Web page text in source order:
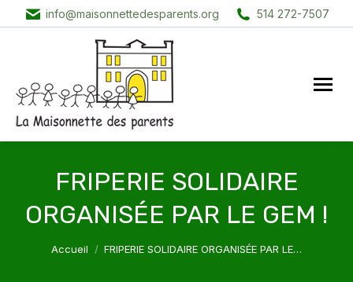
info@maisonnettedesparents.org 514 272-7507
FRIPERIE SOLIDAIRE
ORGANISÉE PAR LE GEM !
Vous êtes ici :
Accueil FRIPERIE SOLIDAIRE ORGANISÉE PAR LE…